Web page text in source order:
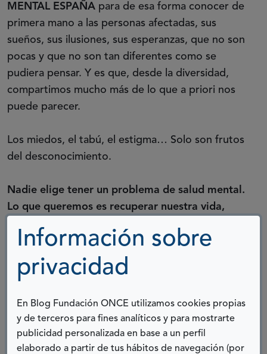
Información sobre
privacidad
En Blog Fundación ONCE utilizamos cookies propias
y de terceros para fines analíticos y para mostrarte
publicidad personalizada en base a un perfil
elaborado a partir de tus hábitos de navegación (por
MENTAL ESPAÑA para de esa forma conocer de
primera mano a las personas afectadas, sus
sueños, sus ilusiones, sus esperanzas, que no son
pocas y que no son tan diferentes como se
pudiera pensar. Y es que, desde la diversidad,
compartimos mucho más de lo que a priori nos
puede parecer.
Los miedos, el tabú, el estigma… Solo son frutos
del desconocimiento.
Nadie elige tener un problema de salud mental.
Lo que queremos es recuperar nuestra vida,
Sabemos que es posible pero para ello hace
falta también el apoyo de toda la sociedad
perder sus derechos por algo de lo que uno no
es responsable, ni por algo de lo que no hay que
avergonzarse.